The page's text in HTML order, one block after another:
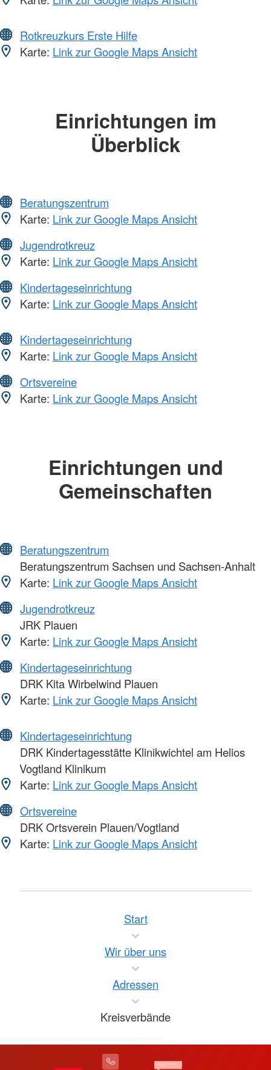
Rotkreuzkurs Erste Hilfe
Karte: Link zur Google Maps Ansicht
Einrichtungen im
Überblick
Beratungszentrum
Karte: Link zur Google Maps Ansicht
Jugendrotkreuz
Karte: Link zur Google Maps Ansicht
Kindertageseinrichtung
Karte: Link zur Google Maps Ansicht
Kindertageseinrichtung
Karte: Link zur Google Maps Ansicht
Ortsvereine
Karte: Link zur Google Maps Ansicht
Einrichtungen und
Gemeinschaften
Beratungszentrum
Beratungszentrum Sachsen und Sachsen-Anhalt
Karte: Link zur Google Maps Ansicht
Jugendrotkreuz
JRK Plauen
Karte: Link zur Google Maps Ansicht
Kindertageseinrichtung
DRK Kita Wirbelwind Plauen
Karte: Link zur Google Maps Ansicht
Kindertageseinrichtung
DRK Kindertagesstätte Klinikwichtel am Helios
Vogtland Klinikum
Karte: Link zur Google Maps Ansicht
Ortsvereine
DRK Ortsverein Plauen/Vogtland
Karte: Link zur Google Maps Ansicht
Start
Wir über uns
Adressen
Kreisverbände